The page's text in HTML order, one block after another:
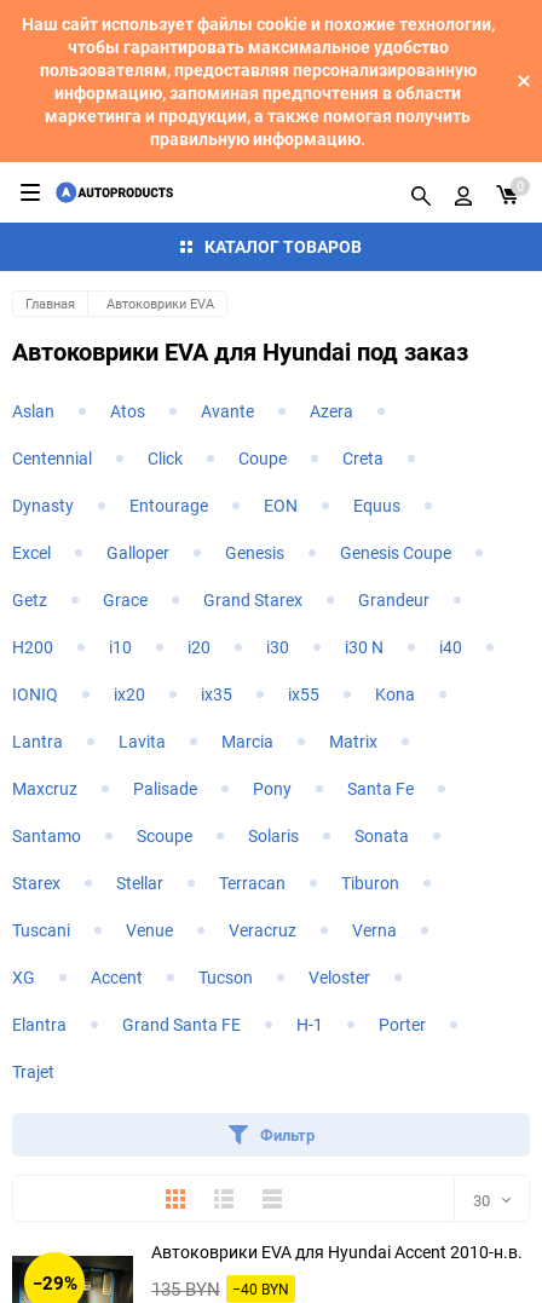
Наш сайт использует файлы cookie и похожие технологии,
чтобы гарантировать максимальное удобство
пользователям, предоставляя персонализированную
информацию, запоминая предпочтения в области
маркетинга и продукции, а также помогая получить
правильную информацию.
КАТАЛОГ ТОВАРОВ
0
Главная Автоковрики EVA
Автоковрики EVA для Hyundai под заказ
Aslan Atos Avante Azera
Centennial Click Coupe Creta
Dynasty Entourage EON Equus
Excel Galloper Genesis Genesis Coupe
Getz Grace Grand Starex Grandeur
H200 i10 i20 i30 i30 N i40
IONIQ ix20 ix35 ix55 Kona
Lantra Lavita Marcia Matrix
Maxcruz Palisade Pony Santa Fe
Santamo Scoupe Solaris Sonata
Starex Stellar Terracan Tiburon
Tuscani Venue Veracruz Verna
XG Accent Tucson Veloster
Elantra Grand Santa FE H-1 Porter
Trajet
Фильтр
ПлиткаПодробноКомпактно 30
30
−29%
Автоковрики EVA для Hyundai Accent 2010-н.в.
135 BYN −40 BYN